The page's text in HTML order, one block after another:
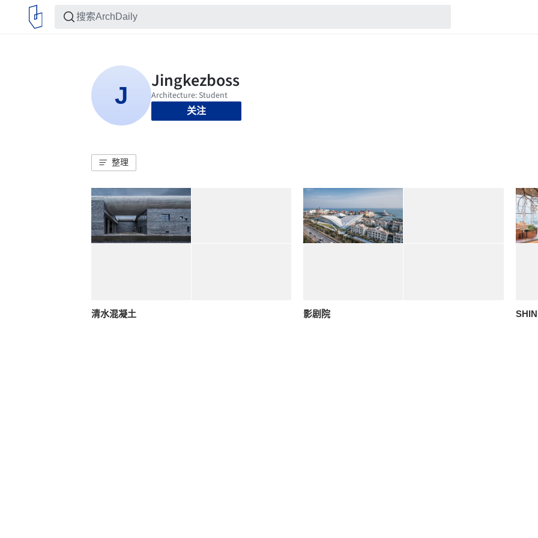
关注
整理
清水混凝土 影剧院